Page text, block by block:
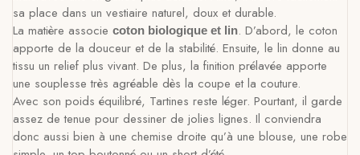
sa place dans un vestiaire naturel, doux et durable.
La matière associe coton biologique et lin. D’abord, le coton
apporte de la douceur et de la stabilité. Ensuite, le lin donne au
tissu un relief plus vivant. De plus, la finition prélavée apporte
une souplesse très agréable dès la coupe et la couture.
Avec son poids équilibré, Tartines reste léger. Pourtant, il garde
assez de tenue pour dessiner de jolies lignes. Il conviendra
donc aussi bien à une chemise droite qu’à une blouse, une robe